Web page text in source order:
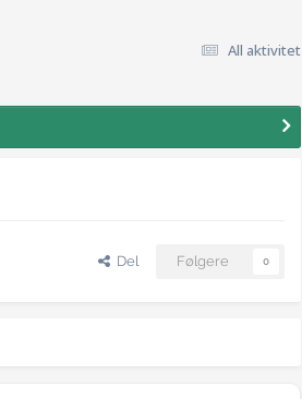
All aktivitet
Del Følgere 0